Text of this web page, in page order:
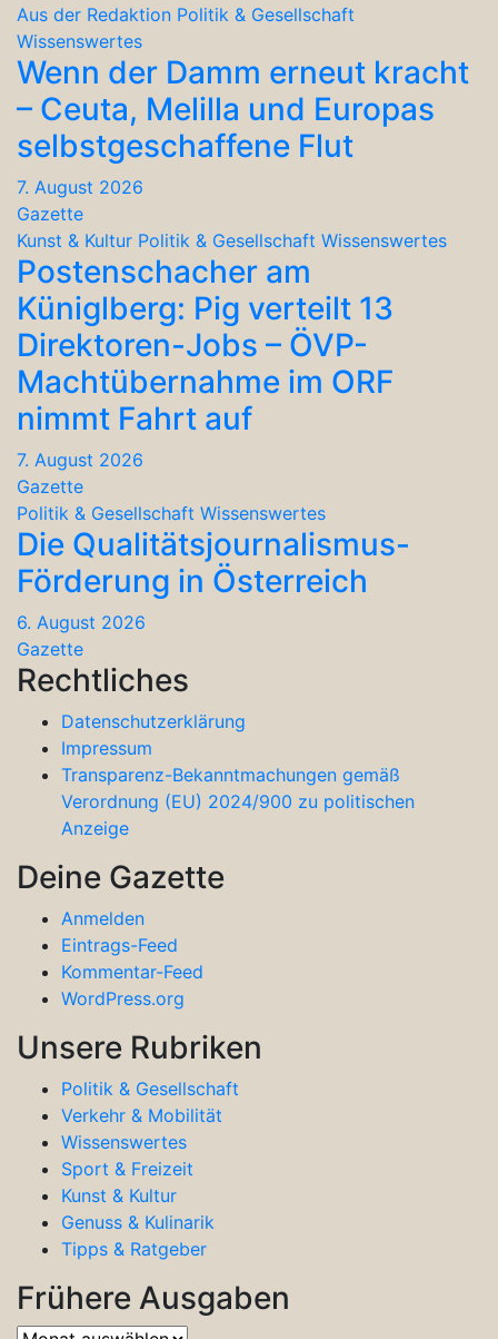
Aus der Redaktion Politik & Gesellschaft
Wissenswertes
Wenn der Damm erneut kracht
– Ceuta, Melilla und Europas
selbstgeschaffene Flut
7. August 2026
Gazette
Kunst & Kultur Politik & Gesellschaft Wissenswertes
Postenschacher am
Küniglberg: Pig verteilt 13
Direktoren-Jobs – ÖVP-
Machtübernahme im ORF
nimmt Fahrt auf
7. August 2026
Gazette
Politik & Gesellschaft Wissenswertes
Die Qualitätsjournalismus-
Förderung in Österreich
6. August 2026
Gazette
Rechtliches
Datenschutzerklärung
Impressum
Transparenz-Bekanntmachungen gemäß
Verordnung (EU) 2024/900 zu politischen
Anzeige
Deine Gazette
Anmelden
Eintrags-Feed
Kommentar-Feed
WordPress.org
Unsere Rubriken
Politik & Gesellschaft
Verkehr & Mobilität
Wissenswertes
Sport & Freizeit
Kunst & Kultur
Genuss & Kulinarik
Tipps & Ratgeber
Frühere Ausgaben